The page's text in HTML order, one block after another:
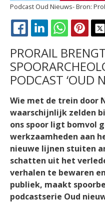
Podcast Oud Nieuws
FACEBOOK
LINKEDIN
PRORAIL
PODCAST ‘OUD
Wie met de trein door
waarschijnlijk zelden
ons spoor ligt bomvol
werkzaamheden aan
nieuwe lijnen stuiten
schatten uit het
verhalen te bewaren
publiek, maakt
podcastserie Oud